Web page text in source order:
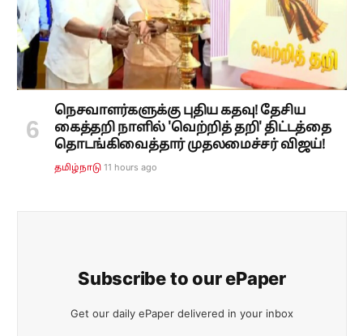
நெசவாளர்களுக்கு புதிய கதவு! தேசிய
கைத்தறி நாளில் 'வெற்றித் தறி' திட்டத்தை
தொடங்கிவைத்தார் முதலமைச்சர் விஜய்!
தமிழ்நாடு 11 hours ago
Subscribe to our ePaper
Get our daily ePaper delivered in your inbox